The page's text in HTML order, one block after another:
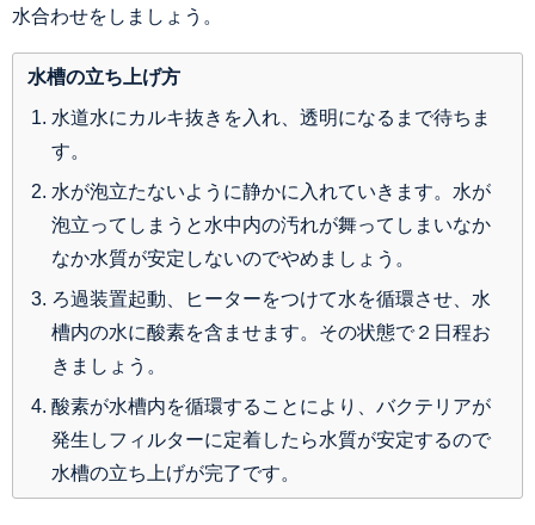
水合わせをしましょう。
水槽の立ち上げ方
水道水にカルキ抜きを入れ、透明になるまで待ちま
す。
水が泡立たないように静かに入れていきます。水が
泡立ってしまうと水中内の汚れが舞ってしまいなか
なか水質が安定しないのでやめましょう。
ろ過装置起動、ヒーターをつけて水を循環させ、水
槽内の水に酸素を含ませます。その状態で２日程お
きましょう。
酸素が水槽内を循環することにより、バクテリアが
発生しフィルターに定着したら水質が安定するので
水槽の立ち上げが完了です。